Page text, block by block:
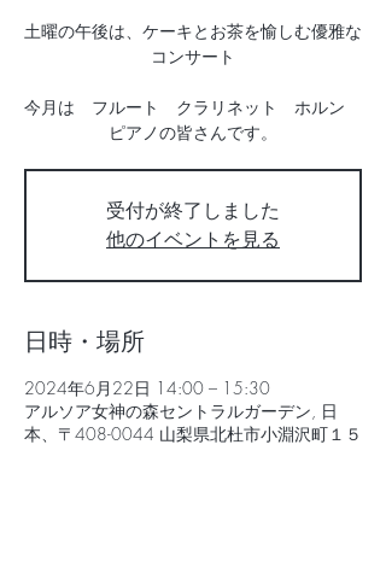
土曜の午後は、ケーキとお茶を愉しむ優雅な
コンサート
今月は フルート クラリネット ホルン
受付が終了しました
他のイベントを見る
日時・場所
2024年6月22日 14:00 – 15:30
アルソア女神の森セントラルガーデン, 日
本、〒408-0044 山梨県北杜市小淵沢町１５